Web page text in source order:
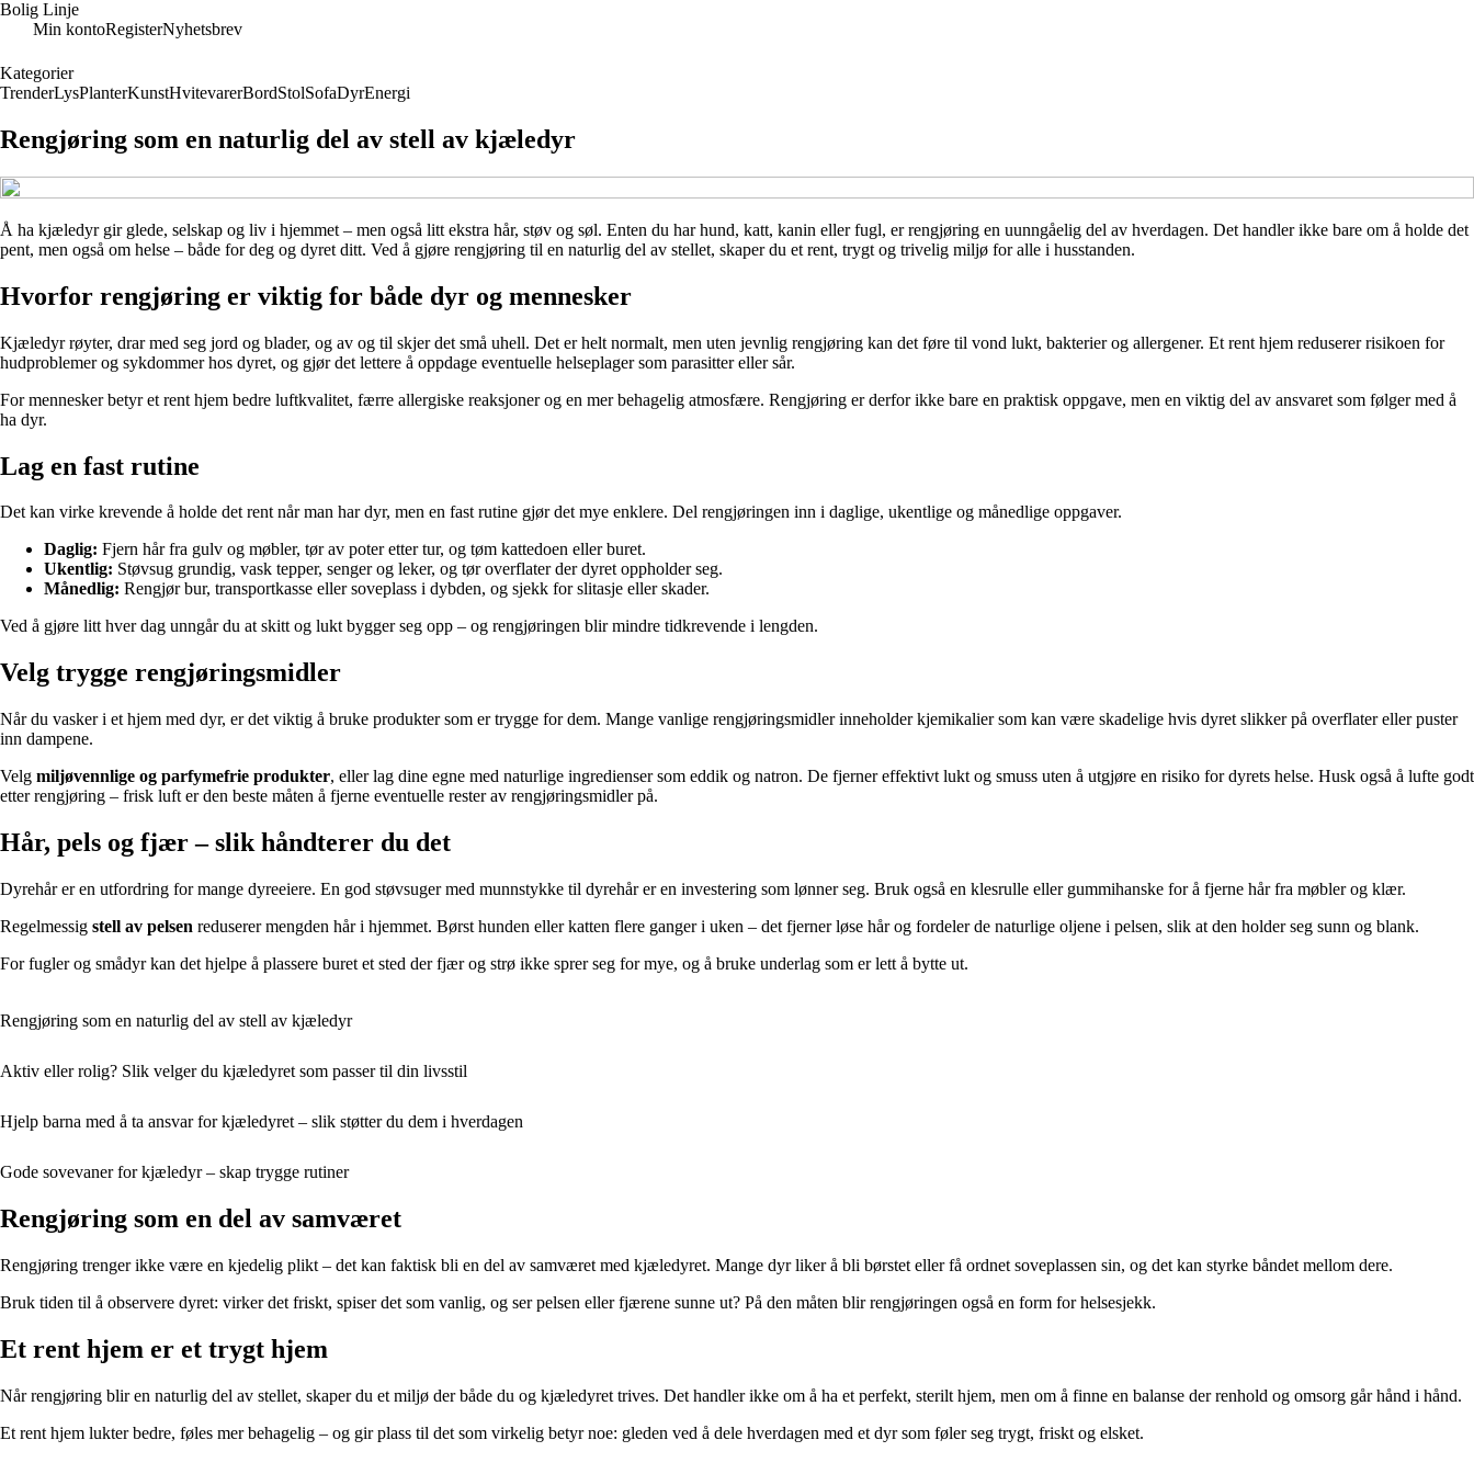
Bolig Linje
Min kontoRegisterNyhetsbrev
Kategorier
TrenderLysPlanterKunstHvitevarerBordStolSofaDyrEnergi
Rengjøring som en naturlig del av stell av kjæledyr
Å ha kjæledyr gir glede, selskap og liv i hjemmet – men også litt ekstra hår, støv og søl. Enten du har hund, katt, kanin eller fugl, er rengjøring en uunngåelig del av hverdagen. Det handler ikke bare om å holde det
pent, men også om helse – både for deg og dyret ditt. Ved å gjøre rengjøring til en naturlig del av stellet, skaper du et rent, trygt og trivelig miljø for alle i husstanden.
Hvorfor rengjøring er viktig for både dyr og mennesker
Kjæledyr røyter, drar med seg jord og blader, og av og til skjer det små uhell. Det er helt normalt, men uten jevnlig rengjøring kan det føre til vond lukt, bakterier og allergener. Et rent hjem reduserer risikoen for
hudproblemer og sykdommer hos dyret, og gjør det lettere å oppdage eventuelle helseplager som parasitter eller sår.
For mennesker betyr et rent hjem bedre luftkvalitet, færre allergiske reaksjoner og en mer behagelig atmosfære. Rengjøring er derfor ikke bare en praktisk oppgave, men en viktig del av ansvaret som følger med å
ha dyr.
Lag en fast rutine
Det kan virke krevende å holde det rent når man har dyr, men en fast rutine gjør det mye enklere. Del rengjøringen inn i daglige, ukentlige og månedlige oppgaver.
Daglig: Fjern hår fra gulv og møbler, tør av poter etter tur, og tøm kattedoen eller buret.
Ukentlig: Støvsug grundig, vask tepper, senger og leker, og tør overflater der dyret oppholder seg.
Månedlig: Rengjør bur, transportkasse eller soveplass i dybden, og sjekk for slitasje eller skader.
Ved å gjøre litt hver dag unngår du at skitt og lukt bygger seg opp – og rengjøringen blir mindre tidkrevende i lengden.
Velg trygge rengjøringsmidler
Når du vasker i et hjem med dyr, er det viktig å bruke produkter som er trygge for dem. Mange vanlige rengjøringsmidler inneholder kjemikalier som kan være skadelige hvis dyret slikker på overflater eller puster
inn dampene.
Velg miljøvennlige og parfymefrie produkter, eller lag dine egne med naturlige ingredienser som eddik og natron. De fjerner effektivt lukt og smuss uten å utgjøre en risiko for dyrets helse. Husk også å lufte godt
etter rengjøring – frisk luft er den beste måten å fjerne eventuelle rester av rengjøringsmidler på.
Hår, pels og fjær – slik håndterer du det
Dyrehår er en utfordring for mange dyreeiere. En god støvsuger med munnstykke til dyrehår er en investering som lønner seg. Bruk også en klesrulle eller gummihanske for å fjerne hår fra møbler og klær.
Regelmessig stell av pelsen reduserer mengden hår i hjemmet. Børst hunden eller katten flere ganger i uken – det fjerner løse hår og fordeler de naturlige oljene i pelsen, slik at den holder seg sunn og blank.
For fugler og smådyr kan det hjelpe å plassere buret et sted der fjær og strø ikke sprer seg for mye, og å bruke underlag som er lett å bytte ut.
Rengjøring som en naturlig del av stell av kjæledyr
Aktiv eller rolig? Slik velger du kjæledyret som passer til din livsstil
Hjelp barna med å ta ansvar for kjæledyret – slik støtter du dem i hverdagen
Gode sovevaner for kjæledyr – skap trygge rutiner
Rengjøring som en del av samværet
Rengjøring trenger ikke være en kjedelig plikt – det kan faktisk bli en del av samværet med kjæledyret. Mange dyr liker å bli børstet eller få ordnet soveplassen sin, og det kan styrke båndet mellom dere.
Bruk tiden til å observere dyret: virker det friskt, spiser det som vanlig, og ser pelsen eller fjærene sunne ut? På den måten blir rengjøringen også en form for helsesjekk.
Et rent hjem er et trygt hjem
Når rengjøring blir en naturlig del av stellet, skaper du et miljø der både du og kjæledyret trives. Det handler ikke om å ha et perfekt, sterilt hjem, men om å finne en balanse der renhold og omsorg går hånd i hånd.
Et rent hjem lukter bedre, føles mer behagelig – og gir plass til det som virkelig betyr noe: gleden ved å dele hverdagen med et dyr som føler seg trygt, friskt og elsket.